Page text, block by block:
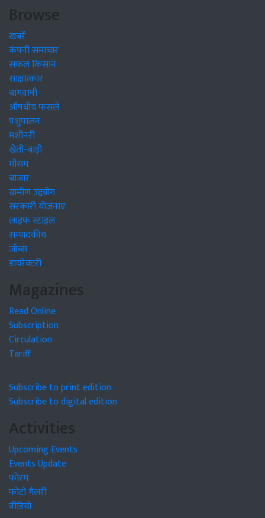
Browse
खबरें
कंपनी समाचार
सफल किसान
साक्षात्कार
बागवानी
औषधीय फसलें
पशुपालन
मशीनरी
खेती-बाड़ी
मौसम
बाजार
ग्रामीण उद्द्योग
सरकारी योजनाएं
लाइफ स्टाइल
सम्पादकीय
जॉब्स
डायरेक्टरी
Magazines
Read Online
Subscription
Circulation
Tariff
Subscribe to print edition
Subscribe to digital edition
Activities
Upcoming Events
Events Update
फोरम
फोटो गैलरी
वीडियो